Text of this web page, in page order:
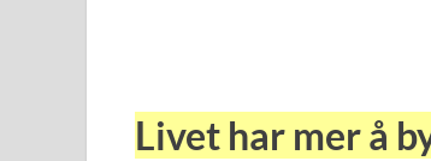
Livet har mer å